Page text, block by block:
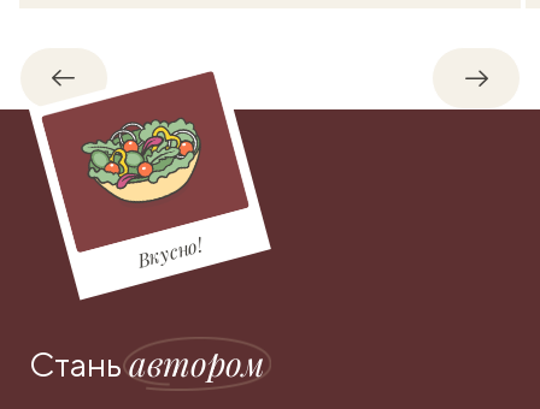
Обратно
Вкусно!
Станьавтором